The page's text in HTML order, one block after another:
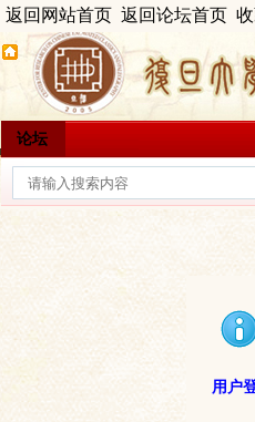
返回网站首页 返回论坛首页
论坛
用户